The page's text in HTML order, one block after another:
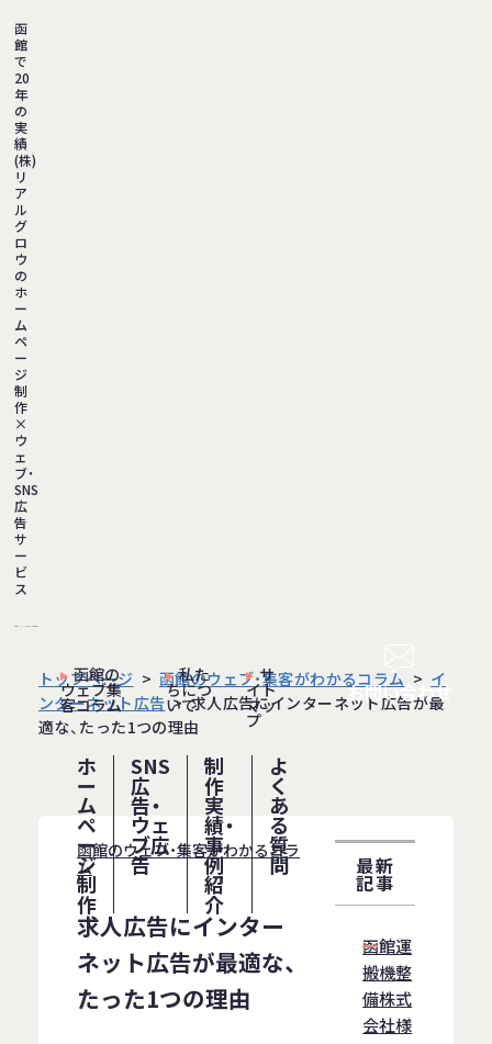
函
館
で
20
年
の
実
績
(株)
リ
ア
ル
グ
ロ
ウ
の
ホ
ー
ム
ペ
ー
ジ
制
作
×
ウ
ェ
ブ・
SNS
広
告
サ
ー
ビ
ス
ホ
ー
ム
ペ
ー
ジ
制
作
SNS
広
告・
ウェ
ブ広
告
制
作
実
績・
事
例
紹
介
よ
く
あ
る
質
問
函館の
ウェブ集
客コラム
私た
ちにつ
いて
サ
イト
マッ
プ
お問い合わせ
トップページ 函館のウェブ・集客がわかるコラム
イ
ンターネット広告
求人広告にインターネット広告が最
適な、たった1つの理由
函館のウェブ・集客がわかるコラ
ム
求人広告にインター
ネット広告が最適な、
たった1つの理由
最新
記事
函館運
搬機整
備株式
会社様